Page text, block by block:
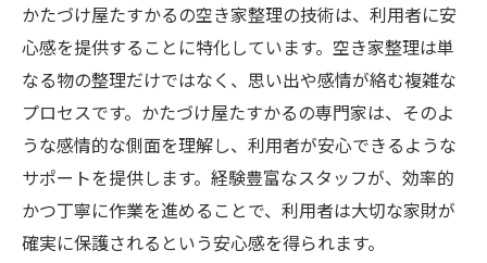
かたづけ屋たすかるの空き家整理の技術は、利用者に安
心感を提供することに特化しています。空き家整理は単
なる物の整理だけではなく、思い出や感情が絡む複雑な
プロセスです。かたづけ屋たすかるの専門家は、そのよ
うな感情的な側面を理解し、利用者が安心できるような
サポートを提供します。経験豊富なスタッフが、効率的
かつ丁寧に作業を進めることで、利用者は大切な家財が
確実に保護されるという安心感を得られます。